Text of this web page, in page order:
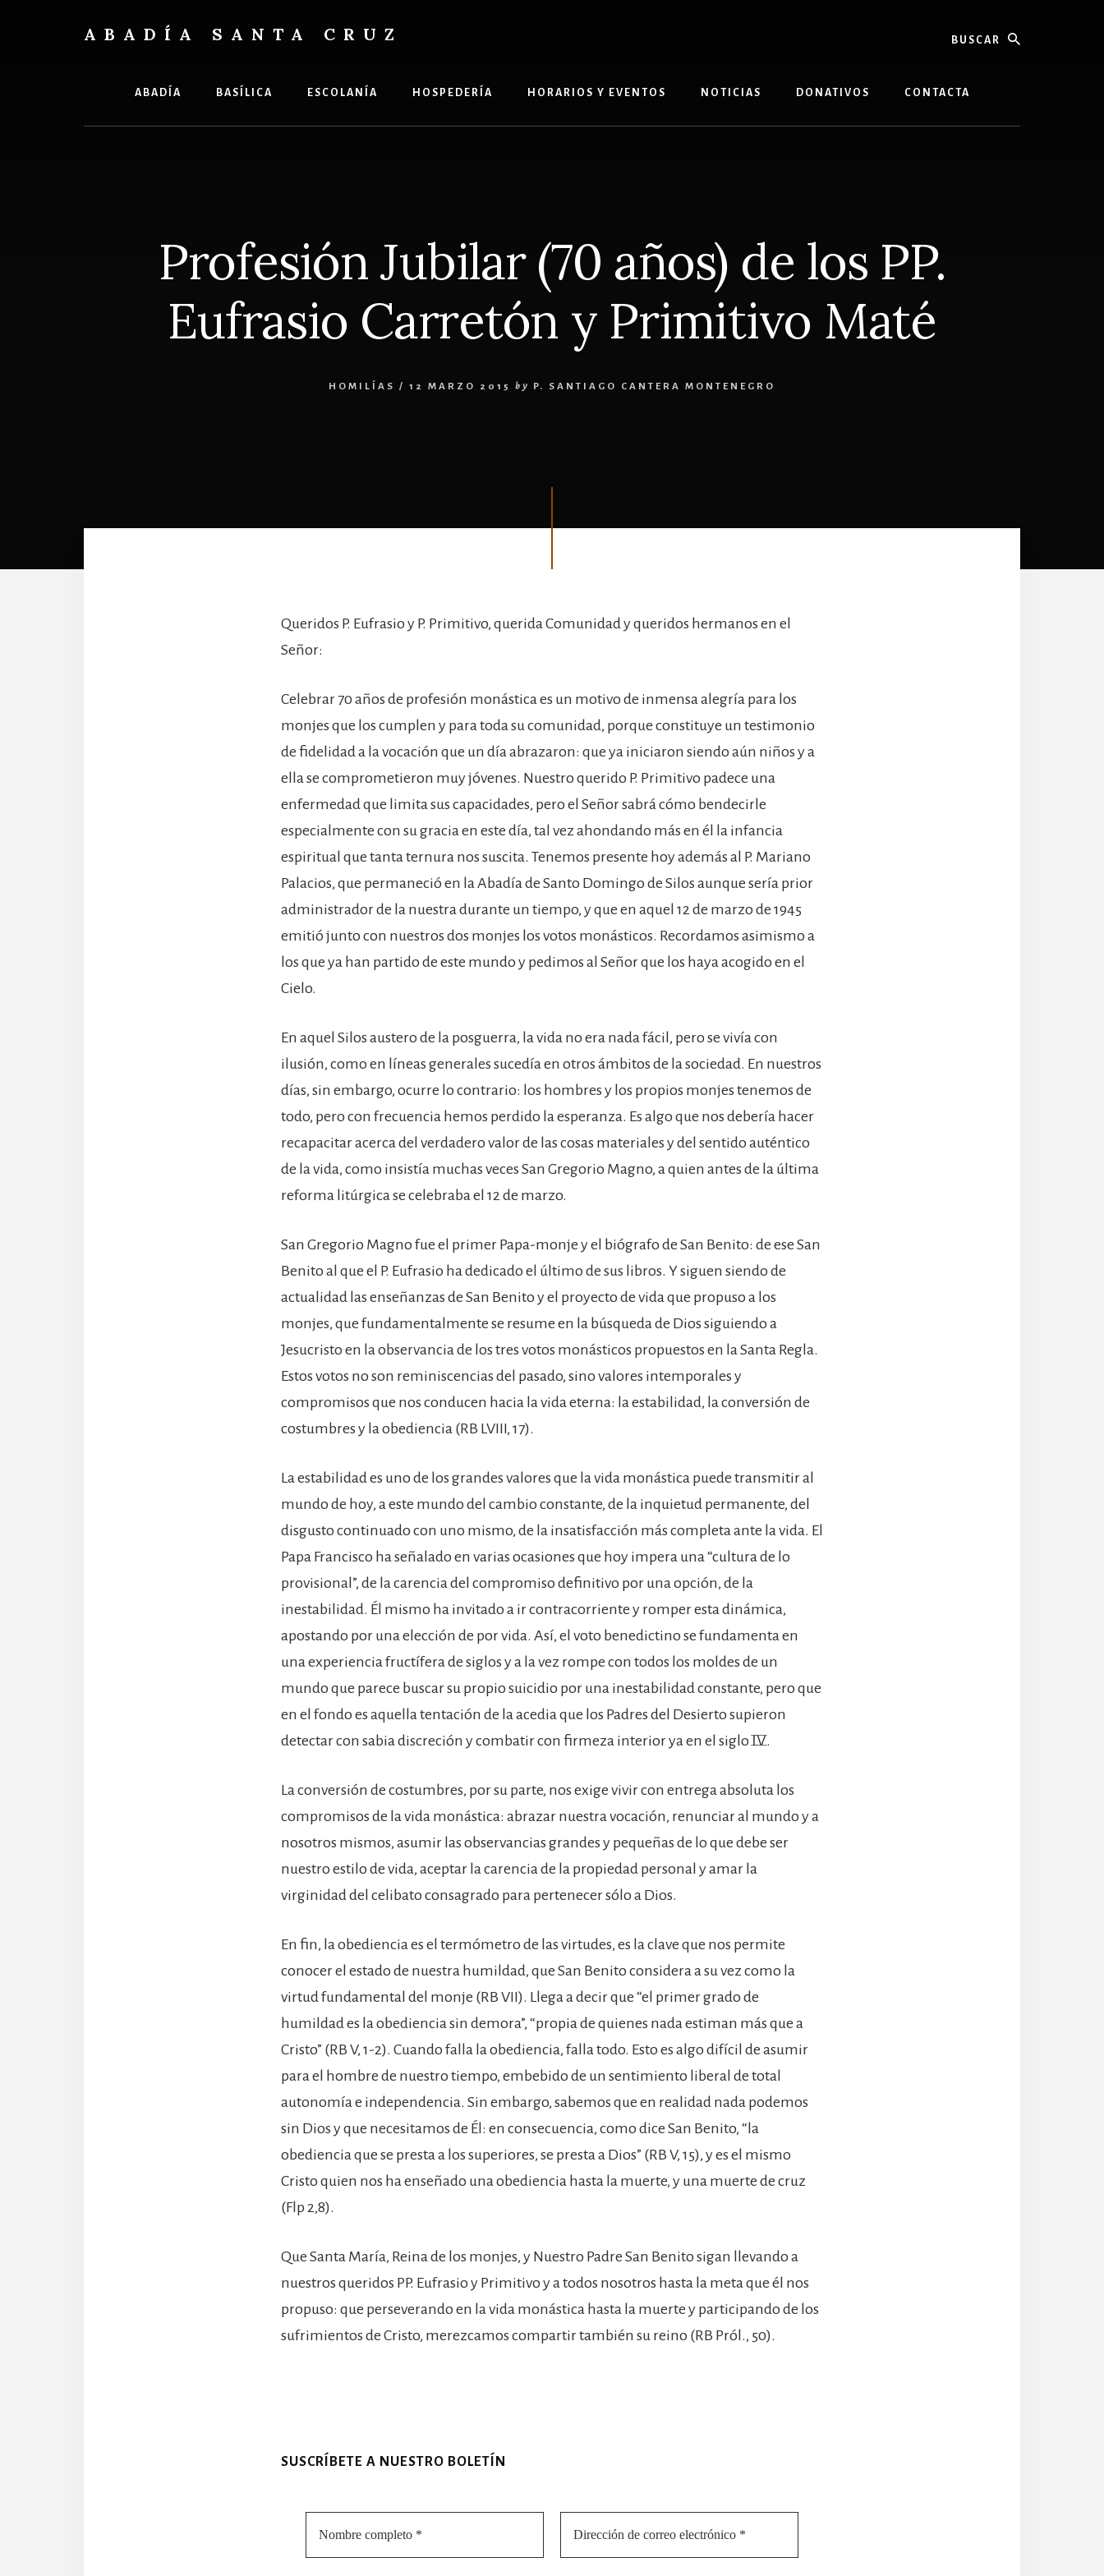
ABADÍA SANTA CRUZ
ABADÍA BASÍLICA ESCOLANÍA HOSPEDERÍA HORARIOS Y EVENTOS NOTICIAS DONATIVOS CONTACTA
Profesión Jubilar (70 años) de los PP.
Eufrasio Carretón y Primitivo Maté
HOMILÍAS / 12 MARZO 2015 by P. SANTIAGO CANTERA MONTENEGRO
Queridos P. Eufrasio y P. Primitivo, querida Comunidad y queridos hermanos en el
Señor:
Celebrar 70 años de profesión monástica es un motivo de inmensa alegría para los
monjes que los cumplen y para toda su comunidad, porque constituye un testimonio
de fidelidad a la vocación que un día abrazaron: que ya iniciaron siendo aún niños y a
ella se comprometieron muy jóvenes. Nuestro querido P. Primitivo padece una
enfermedad que limita sus capacidades, pero el Señor sabrá cómo bendecirle
especialmente con su gracia en este día, tal vez ahondando más en él la infancia
espiritual que tanta ternura nos suscita. Tenemos presente hoy además al P. Mariano
Palacios, que permaneció en la Abadía de Santo Domingo de Silos aunque sería prior
administrador de la nuestra durante un tiempo, y que en aquel 12 de marzo de 1945
emitió junto con nuestros dos monjes los votos monásticos. Recordamos asimismo a
los que ya han partido de este mundo y pedimos al Señor que los haya acogido en el
Cielo.
En aquel Silos austero de la posguerra, la vida no era nada fácil, pero se vivía con
ilusión, como en líneas generales sucedía en otros ámbitos de la sociedad. En nuestros
días, sin embargo, ocurre lo contrario: los hombres y los propios monjes tenemos de
todo, pero con frecuencia hemos perdido la esperanza. Es algo que nos debería hacer
recapacitar acerca del verdadero valor de las cosas materiales y del sentido auténtico
de la vida, como insistía muchas veces San Gregorio Magno, a quien antes de la última
reforma litúrgica se celebraba el 12 de marzo.
San Gregorio Magno fue el primer Papa-monje y el biógrafo de San Benito: de ese San
Benito al que el P. Eufrasio ha dedicado el último de sus libros. Y siguen siendo de
actualidad las enseñanzas de San Benito y el proyecto de vida que propuso a los
monjes, que fundamentalmente se resume en la búsqueda de Dios siguiendo a
Jesucristo en la observancia de los tres votos monásticos propuestos en la Santa Regla.
Estos votos no son reminiscencias del pasado, sino valores intemporales y
compromisos que nos conducen hacia la vida eterna: la estabilidad, la conversión de
costumbres y la obediencia (RB LVIII, 17).
La estabilidad es uno de los grandes valores que la vida monástica puede transmitir al
mundo de hoy, a este mundo del cambio constante, de la inquietud permanente, del
disgusto continuado con uno mismo, de la insatisfacción más completa ante la vida. El
Papa Francisco ha señalado en varias ocasiones que hoy impera una “cultura de lo
provisional”, de la carencia del compromiso definitivo por una opción, de la
inestabilidad. Él mismo ha invitado a ir contracorriente y romper esta dinámica,
apostando por una elección de por vida. Así, el voto benedictino se fundamenta en
una experiencia fructífera de siglos y a la vez rompe con todos los moldes de un
mundo que parece buscar su propio suicidio por una inestabilidad constante, pero que
en el fondo es aquella tentación de la acedia que los Padres del Desierto supieron
detectar con sabia discreción y combatir con firmeza interior ya en el siglo IV.
La conversión de costumbres, por su parte, nos exige vivir con entrega absoluta los
compromisos de la vida monástica: abrazar nuestra vocación, renunciar al mundo y a
nosotros mismos, asumir las observancias grandes y pequeñas de lo que debe ser
nuestro estilo de vida, aceptar la carencia de la propiedad personal y amar la
virginidad del celibato consagrado para pertenecer sólo a Dios.
En fin, la obediencia es el termómetro de las virtudes, es la clave que nos permite
conocer el estado de nuestra humildad, que San Benito considera a su vez como la
virtud fundamental del monje (RB VII). Llega a decir que “el primer grado de
humildad es la obediencia sin demora”, “propia de quienes nada estiman más que a
Cristo” (RB V, 1-2). Cuando falla la obediencia, falla todo. Esto es algo difícil de asumir
para el hombre de nuestro tiempo, embebido de un sentimiento liberal de total
autonomía e independencia. Sin embargo, sabemos que en realidad nada podemos
sin Dios y que necesitamos de Él: en consecuencia, como dice San Benito, “la
obediencia que se presta a los superiores, se presta a Dios” (RB V, 15), y es el mismo
Cristo quien nos ha enseñado una obediencia hasta la muerte, y una muerte de cruz
(Flp 2,8).
Que Santa María, Reina de los monjes, y Nuestro Padre San Benito sigan llevando a
nuestros queridos PP. Eufrasio y Primitivo y a todos nosotros hasta la meta que él nos
propuso: que perseverando en la vida monástica hasta la muerte y participando de los
sufrimientos de Cristo, merezcamos compartir también su reino (RB Pról., 50).
SUSCRÍBETE A NUESTRO BOLETÍN